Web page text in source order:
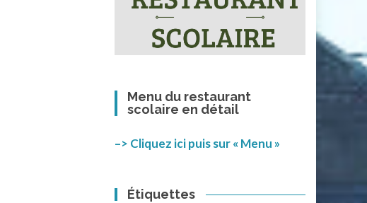
Menu du restaurant
scolaire en détail
–> Cliquez ici puis sur « Menu »
Étiquettes